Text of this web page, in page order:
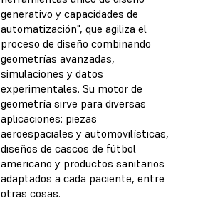
generativo y capacidades de
automatización", que agiliza el
proceso de diseño combinando
geometrías avanzadas,
simulaciones y datos
experimentales. Su motor de
geometría sirve para diversas
aplicaciones: piezas
aeroespaciales y automovilísticas,
diseños de cascos de fútbol
americano y productos sanitarios
adaptados a cada paciente, entre
otras cosas.